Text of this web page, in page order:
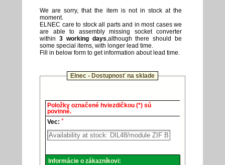
We are sorry, that the item is not in stock at the
moment.
ELNEC care to stock all parts and in most cases we
are able to assembly missing socket converter
within 3 working days,although there should be
some special items, with longer lead time.
Fill in below form to get information about lead time.
Elnec - Dostupnosť na sklade
Elnec
Technická
podpora.
Položky označené hviezdičkou (*) sú
povinné.
Vec: *
Informácie o zákazníkovi: